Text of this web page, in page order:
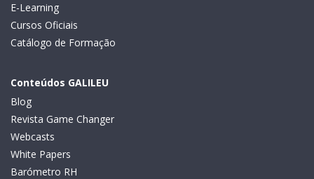
E-Learning
Cursos Oficiais
Catálogo de Formação
Conteúdos GALILEU
Blog
Revista Game Changer
Webcasts
White Papers
Barómetro RH